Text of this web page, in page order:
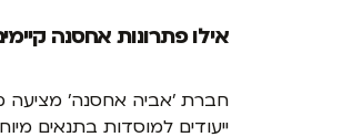
אילו פתרונות אחסנה
חברת 'אביה אחסנה' מציעה
ייעודים למוסדות בתנאים